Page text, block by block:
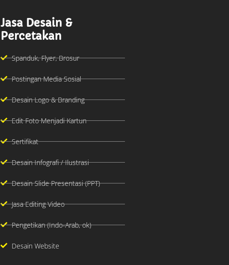
Jasa Desain &
Percetakan
Spanduk, Flyer, Brosur
Postingan Media Sosial
Desain Logo & Branding
Edit Foto Menjadi Kartun
Sertifikat
Desain Infografi / Ilustrasi
Desain Slide Presentasi (PPT)
Jasa Editing Video
Pengetikan (Indo-Arab, ok)
Desain Website